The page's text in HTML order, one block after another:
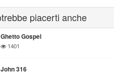
piacerti anche
Ghetto Gospel
1401
John 316